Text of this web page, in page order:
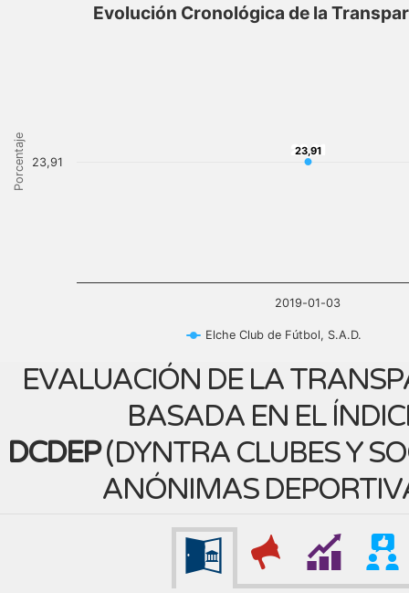
Porcentaje
Evolución Cronológica de la
23,91
23,91
Elche Club de Fútbol, S.A.D.
2019-01-03
23,91
EVALUACIÓN DE LA
BASADA EN EL
DCDEP(DYNTRA CLUBES Y
ANÓNIMAS